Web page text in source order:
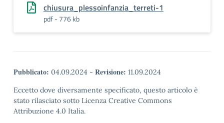
chiusura_plessoinfanzia_terreti-1
pdf - 776 kb
Pubblicato: 04.09.2024 - Revisione: 11.09.2024
Eccetto dove diversamente specificato, questo articolo è
stato rilasciato sotto Licenza Creative Commons
Attribuzione 4.0 Italia.